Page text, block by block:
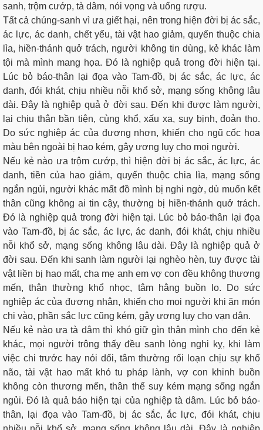
sanh, trộm cướp, tà dâm, nói vọng và uống rượu.
Tất cả chúng-sanh vì ưa giết hại, nên trong hiện đời bị ác sắc,
ác lực, ác danh, chết yểu, tài vật hao giảm, quyến thuộc chia
lìa, hiền-thánh quở trách, người không tin dùng, kẻ khác làm
tội mà mình mang họa. Ðó là nghiệp quả trong đời hiện tại.
Lúc bỏ báo-thân lại đọa vào Tam-đồ, bị ác sắc, ác lực, ác
danh, đói khát, chịu nhiều nỗi khổ sở, mạng sống không lâu
dài. Ðây là nghiệp quả ở đời sau. Ðến khi được làm người,
lại chịu thân bần tiện, cùng khổ, xấu xa, suy bịnh, đoản thọ.
Do sức nghiệp ác của đương nhơn, khiến cho ngũ cốc hoa
màu bên ngoài bị hao kém, gây ương lụy cho mọi người.
Nếu kẻ nào ưa trộm cướp, thì hiện đời bị ác sắc, ác lực, ác
danh, tiền của hao giảm, quyến thuộc chia lìa, mạng sống
ngắn ngủi, người khác mất đồ mình bị nghi ngờ, dù muốn kết
thân cũng không ai tin cậy, thường bị hiền-thánh quở trách.
Ðó là nghiệp quả trong đời hiện tại. Lúc bỏ báo-thân lại đọa
vào Tam-đồ, bị ác sắc, ác lực, ác danh, đói khát, chịu nhiều
nỗi khổ sở, mạng sống không lâu dài. Ðây là nghiệp quả ở
đời sau. Ðến khi sanh làm người lại nghèo hèn, tuy được tài
vật liền bị hao mất, cha mẹ anh em vợ con đều không thương
mến, thân thường khổ nhọc, tâm hằng buồn lo. Do sức
nghiệp ác của đương nhân, khiến cho mọi người khi ăn món
chi vào, phần sắc lực cũng kém, gây ương lụy cho vạn dân.
Nếu kẻ nào ưa tà dâm thì khó giữ gìn thân mình cho đến kẻ
khác, mọi người trông thấy đều sanh lòng nghi kỵ, khi làm
việc chi trước hay nói dối, tâm thường rối loạn chịu sự khổ
não, tài vật hao mất khó tu pháp lành, vợ con khinh buồn
không còn thương mến, thân thể suy kém mạng sống ngắn
ngủi. Ðó là quả báo hiện tại của nghiệp tà dâm. Lúc bỏ báo-
thân, lại đọa vào Tam-đồ, bị ác sắc, ắc lực, đói khát, chịu